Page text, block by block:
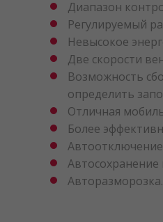
Диапазон
Регулируемый
Невысокое
Две скорости
Возможность
определить
Отличная
Более
Автосохранение
Авторазморозка.